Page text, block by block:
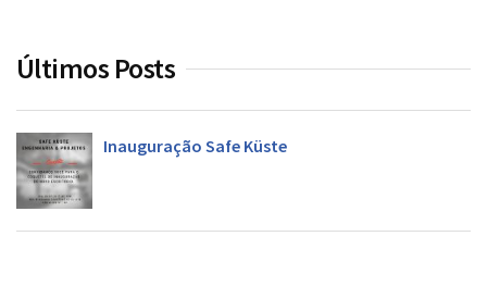
Últimos Posts
Inauguração Safe Küste